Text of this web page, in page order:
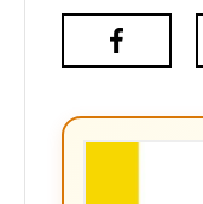
Facebook